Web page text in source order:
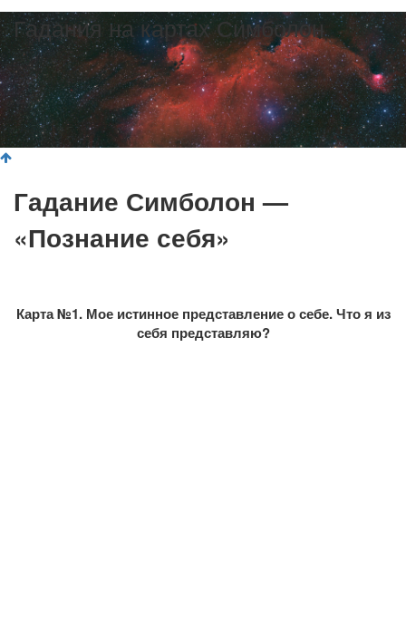
Гадания на картах Симболон
Гадание Симболон —
«Познание себя»
Карта №1. Мое истинное представление о себе. Что я из
себя представляю?